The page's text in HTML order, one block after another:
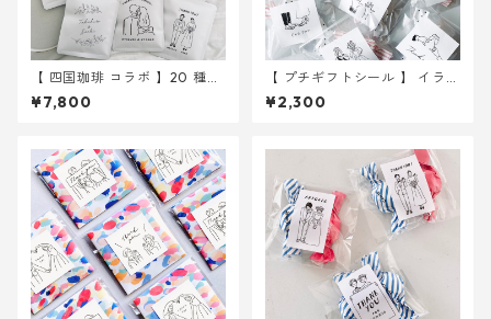
【 四国珈琲 コラボ 】20 種か
ら選べる ドリップバッグ 30
個～ ｜結婚式 プチギフト
¥7,800
【 プチギフトシール 】 イラス
ト 6種入り 30枚 ｜ 結婚式
ウェディング
¥2,300